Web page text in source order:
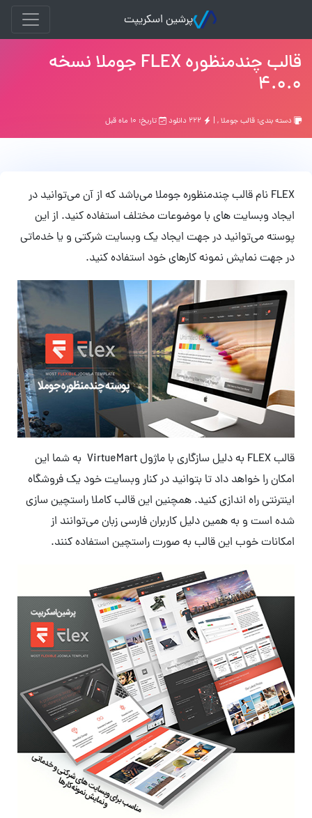
پرشین اسکریپت
قالب چندمنظوره FLEX جوملا نسخه
4.0.0
دسته بندی: قالب جوملا, | تاریخ: ۱۰ ماه قبل
FLEX نام قالب چندمنظوره جوملا می‌باشد که از آن می‌توانید در
ایجاد وبسایت های با موضوعات مختلف استفاده کنید. از این
پوسته می‌توانید در جهت ایجاد یک وبسایت شرکتی و یا خدماتی
در جهت نمایش نمونه کارهای خود استفاده کنید.
قالب FLEX به دلیل سازگاری با ماژول VirtueMart به شما این
امکان را خواهد داد تا بتوانید در کنار وبسایت خود یک فروشگاه
اینترنتی راه اندازی کنید. همچنین این قالب کاملا راستچین سازی
شده است و به همین دلیل کاربران فارسی زبان می‌توانند از
امکانات خوب این قالب به صورت راستچین استفاده کنند.